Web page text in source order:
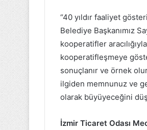
“40 yıldır faaliyet
Belediye Başkanımız
kooperatifler
kooperatifleşmeye
sonuçlanır ve örnek
ilgiden memnunuz ve
olarak büyüyeceğini
İzmir Ticaret Odası